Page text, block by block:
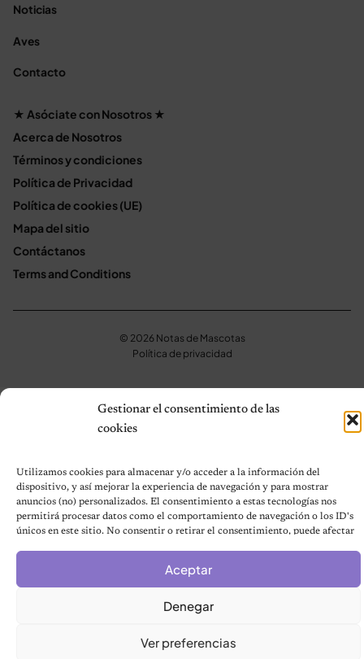
Gestionar el consentimiento de las
cookies
Utilizamos cookies para almacenar y/o acceder a la información del
dispositivo, y así mejorar la experiencia de navegación y para mostrar
anuncios (no) personalizados. El consentimiento a estas tecnologías nos
permitirá procesar datos como el comportamiento de navegación o los ID's
únicos en este sitio. No consentir o retirar el consentimiento, puede afectar
Aceptar
Denegar
Ver preferencias
Noticias
Aves
Contacto
★ Asóciate con Nosotros ★
Acerca de Nosotros
Términos y condiciones
Política de Privacidad
Política de cookies (UE)
Mapa del sitio
Contáctanos
Terms and Conditions
© 2026 Notas de Mascotas
Política de privacidad